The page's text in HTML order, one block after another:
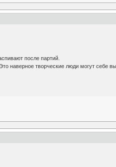
после партий.
наверное творческие люди могут себе